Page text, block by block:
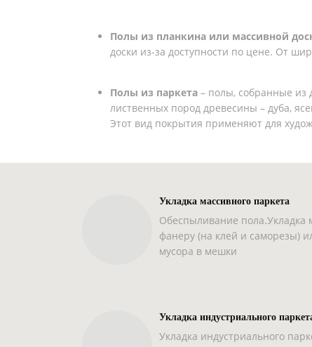
Полы из планкина или массивной
доски из-за доступности по цене. От
Полы из паркета – полы, собранные из
лиственных пород древесины – дуба,
Этот вид покрытия применяют для
Укладка массивного паркета
Обеспыливание пола.Укладка
фанеру (на клей и саморезы)
мусора в мешки
Укладка индустриального
Укладка индустриального